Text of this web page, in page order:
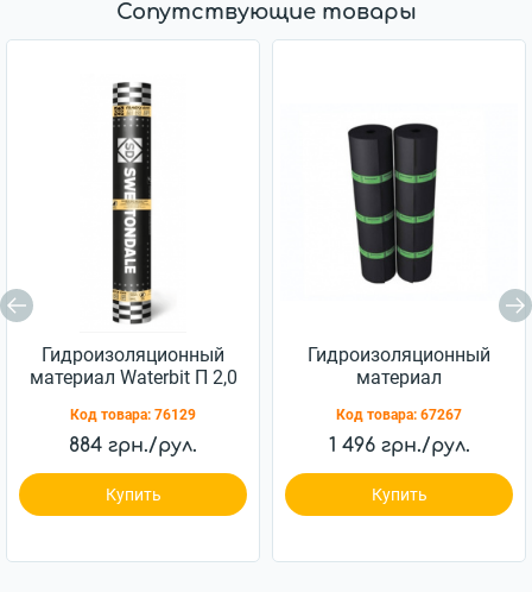
Сопутствующие товары
Гидроизоляционный
материал Waterbit П 2,0
Код товара: 76129
884 грн./рул.
Купить
Гидроизоляционный
материал
Код товара: 67267
1 496 грн./рул.
Купить